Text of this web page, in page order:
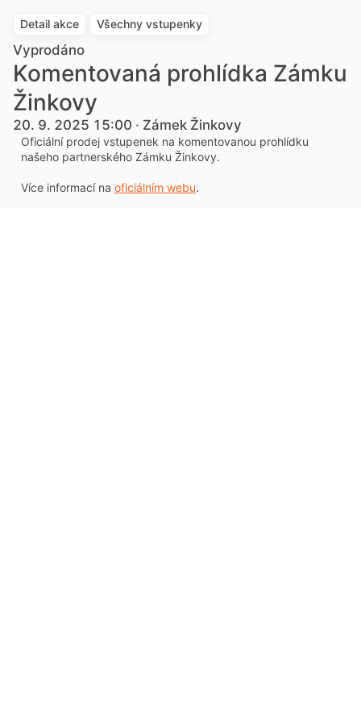
Detail akce Všechny vstupenky
Vyprodáno
Komentovaná prohlídka Zámku
Žinkovy
20. 9. 2025 15:00 · Zámek Žinkovy
Oficiální prodej vstupenek na komentovanou prohlídku
našeho partnerského Zámku Žinkovy.
Více informací na oficiálním webu.